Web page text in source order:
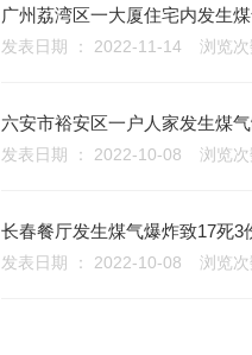
发表日期 ： 2022-11-14 浏览
六安市裕安区一户人家发生煤
发表日期 ： 2022-10-08 浏览
长春餐厅发生煤气爆炸致17死3
发表日期 ： 2022-10-08 浏览